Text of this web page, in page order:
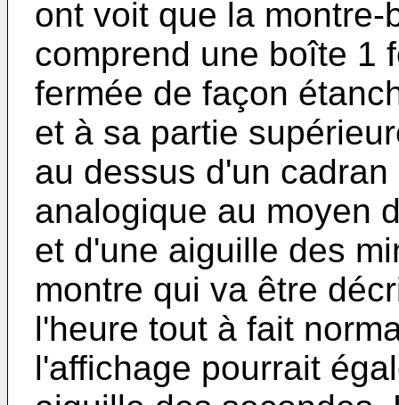
ont voit que la
comprend une boîte 1
fermée de façon
et à sa partie
au dessus d'un
analogique au moyen
et d'une aiguille des
montre qui va être
l'heure tout à fait
l'affichage pourrait